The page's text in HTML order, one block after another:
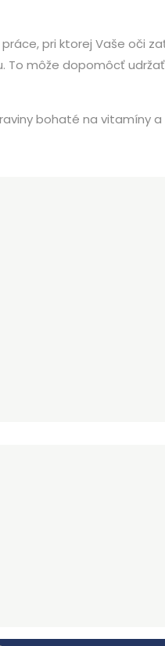
pri ktorej Vaše oči
To môže dopomôcť
bohaté na vitamíny